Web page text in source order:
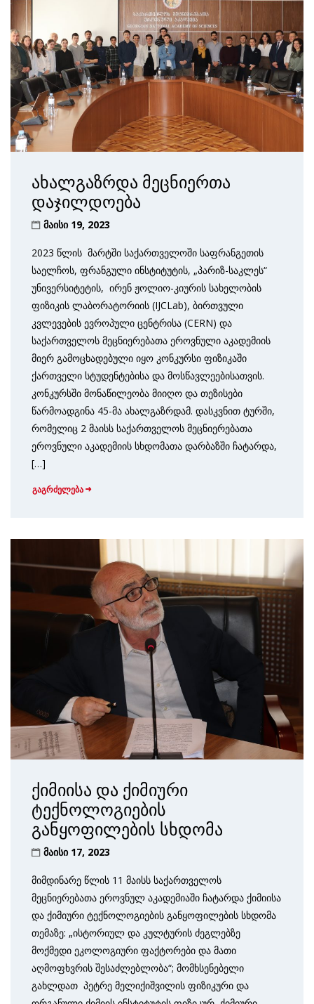
ახალგაზრდა მეცნიერთა
დაჯილდოება
მაისი 19, 2023
2023 წლის მარტში საქართველოში საფრანგეთის
საელჩოს, ფრანგული ინსტიტუტის, „პარიზ-საკლეს“
უნივერსიტეტის, ირენ ჟოლიო-კიურის სახელობის
ფიზიკის ლაბორატორიის (IJCLab), ბირთვული
კვლევების ევროპული ცენტრისა (CERN) და
საქართველოს მეცნიერებათა ეროვნული აკადემიის
მიერ გამოცხადებული იყო კონკურსი ფიზიკაში
ქართველი სტუდენტებისა და მოსწავლეებისათვის.
კონკურსში მონაწილეობა მიიღო და თეზისები
წარმოადგინა 45-მა ახალგაზრდამ. დასკვნით ტურში,
რომელიც 2 მაისს საქართველოს მეცნიერებათა
ეროვნული აკადემიის სხდომათა დარბაზში ჩატარდა,
[…]
გაგრძელება
ქიმიისა და ქიმიური
ტექნოლოგიების
განყოფილების სხდომა
მაისი 17, 2023
მიმდინარე წლის 11 მაისს საქართველოს
მეცნიერებათა ეროვნულ აკადემიაში ჩატარდა ქიმიისა
და ქიმიური ტექნოლოგიების განყოფილების სხდომა
თემაზე: „ისტორიულ და კულტურის ძეგლებზე
მოქმედი ეკოლოგიური ფაქტორები და მათი
აღმოფხვრის შესაძლებლობა“; მომხსენებელი
გახლდათ პეტრე მელიქიშვილის ფიზიკური და